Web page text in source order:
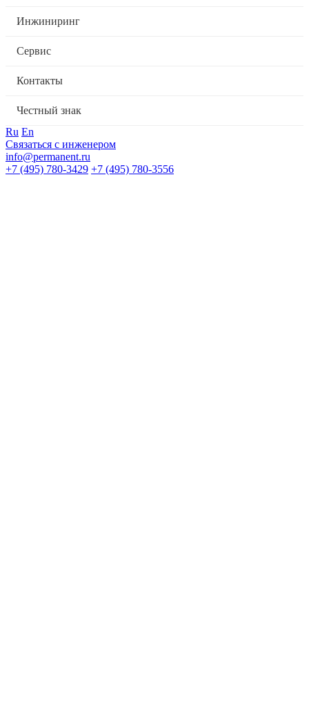
Инжиниринг
Сервис
Контакты
Честный знак
Ru En
Связаться с инженером
info@permanent.ru
+7 (495) 780-3429 +7 (495) 780-3556